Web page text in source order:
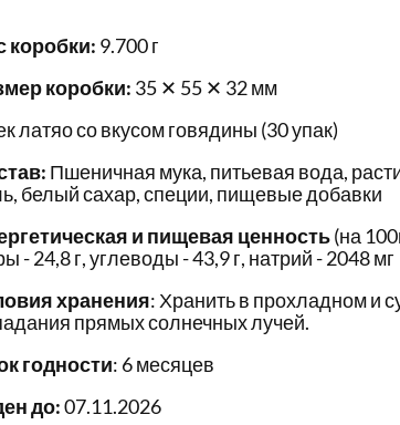
коробки: 9.700 г
коробки: 35 ✕ 55 ✕ 32 мм
латяо со вкусом говядины (30 упак)
Пшеничная мука, питьевая вода,
белый сахар, специи, пищевые добавки
и пищевая ценность(на
- 24,8 г, углеводы - 43,9 г, натрий - 2048 мг
хранения: Хранить в прохладном и
прямых солнечных лучей.
годности: 6 месяцев
до:07.11.2026